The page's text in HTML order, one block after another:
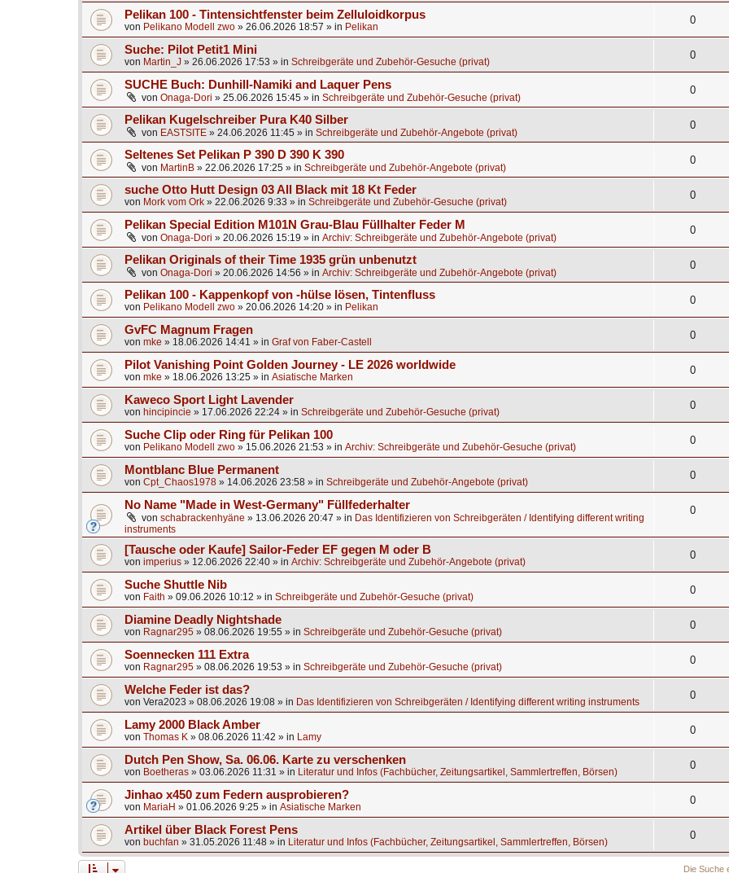
Pelikan 100 - Tintensichtfenster beim Zelluloidkorpus
von Pelikano Modell zwo » 26.06.2026 18:57 » in Pelikan
0
Suche: Pilot Petit1 Mini
von Martin_J » 26.06.2026 17:53 » in Schreibgeräte und Zubehör-Gesuche (privat)
0
SUCHE Buch: Dunhill-Namiki and Laquer Pens
von Onaga-Dori » 25.06.2026 15:45 » in Schreibgeräte und Zubehör-Gesuche (privat)
0
Pelikan Kugelschreiber Pura K40 Silber
von EASTSITE » 24.06.2026 11:45 » in Schreibgeräte und Zubehör-Angebote (privat)
0
Seltenes Set Pelikan P 390 D 390 K 390
von MartinB » 22.06.2026 17:25 » in Schreibgeräte und Zubehör-Angebote (privat)
0
suche Otto Hutt Design 03 All Black mit 18 Kt Feder
von Mork vom Ork » 22.06.2026 9:33 » in Schreibgeräte und Zubehör-Gesuche (privat)
0
Pelikan Special Edition M101N Grau-Blau Füllhalter Feder M
von Onaga-Dori » 20.06.2026 15:19 » in Archiv: Schreibgeräte und Zubehör-Angebote (privat)
0
Pelikan Originals of their Time 1935 grün unbenutzt
von Onaga-Dori » 20.06.2026 14:56 » in Archiv: Schreibgeräte und Zubehör-Angebote (privat)
0
Pelikan 100 - Kappenkopf von -hülse lösen, Tintenfluss
von Pelikano Modell zwo » 20.06.2026 14:20 » in Pelikan
0
GvFC Magnum Fragen
von mke » 18.06.2026 14:41 » in Graf von Faber-Castell
0
Pilot Vanishing Point Golden Journey - LE 2026 worldwide
von mke » 18.06.2026 13:25 » in Asiatische Marken
0
Kaweco Sport Light Lavender
von hincipincie » 17.06.2026 22:24 » in Schreibgeräte und Zubehör-Gesuche (privat)
0
Suche Clip oder Ring für Pelikan 100
von Pelikano Modell zwo » 15.06.2026 21:53 » in Archiv: Schreibgeräte und Zubehör-Gesuche (privat)
0
Montblanc Blue Permanent
von Cpt_Chaos1978 » 14.06.2026 23:58 » in Schreibgeräte und Zubehör-Angebote (privat)
0
No Name "Made in West-Germany" Füllfederhalter
von schabrackenhyäne » 13.06.2026 20:47 » in Das Identifizieren von Schreibgeräten / Identifying different writing
instruments
0
[Tausche oder Kaufe] Sailor-Feder EF gegen M oder B
von imperius » 12.06.2026 22:40 » in Archiv: Schreibgeräte und Zubehör-Angebote (privat)
0
Suche Shuttle Nib
von Faith » 09.06.2026 10:12 » in Schreibgeräte und Zubehör-Gesuche (privat)
0
Diamine Deadly Nightshade
von Ragnar295 » 08.06.2026 19:55 » in Schreibgeräte und Zubehör-Gesuche (privat)
0
Soennecken 111 Extra
von Ragnar295 » 08.06.2026 19:53 » in Schreibgeräte und Zubehör-Gesuche (privat)
0
Welche Feder ist das?
von Vera2023 » 08.06.2026 19:08 » in Das Identifizieren von Schreibgeräten / Identifying different writing instruments
0
Lamy 2000 Black Amber
von Thomas K » 08.06.2026 11:42 » in Lamy
0
Dutch Pen Show, Sa. 06.06. Karte zu verschenken
von Boetheras » 03.06.2026 11:31 » in Literatur und Infos (Fachbücher, Zeitungsartikel, Sammlertreffen, Börsen)
0
Jinhao x450 zum Federn ausprobieren?
von MariaH » 01.06.2026 9:25 » in Asiatische Marken
0
Artikel über Black Forest Pens
von buchfan » 31.05.2026 11:48 » in Literatur und Infos (Fachbücher, Zeitungsartikel, Sammlertreffen, Börsen)
0
Die Suche